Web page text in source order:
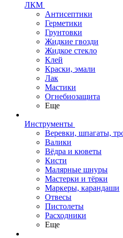
ЛКМ
Антисептики
Герметики
Грунтовки
Жидкие гвозди
Жидкое стекло
Клей
Краски, эмали
Лак
Мастики
Огнебиозащита
Еще
Инструменты
Веревки, шпагаты,
Валики
Вёдра и кюветы
Кисти
Малярные шнуры
Мастерки и тёрки
Маркеры, карандаши
Отвесы
Пистолеты
Расходники
Еще